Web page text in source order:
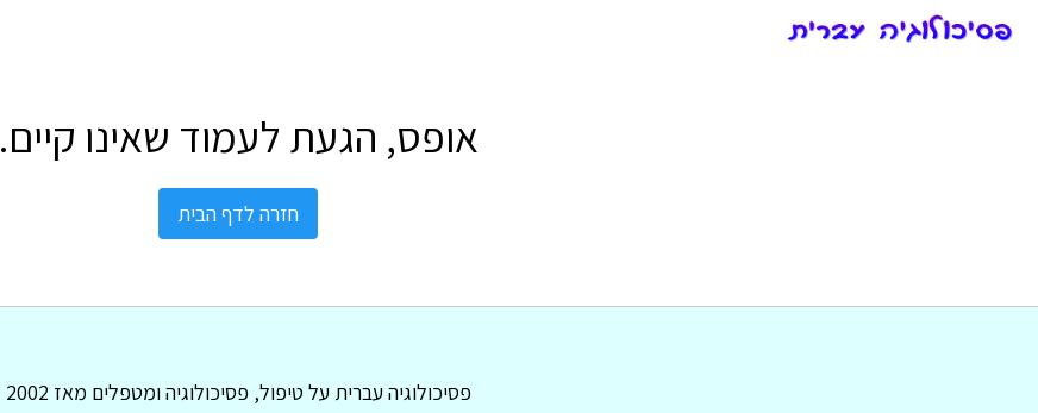
אופס, הגעת לעמוד שאינו קיים.
חזרה לדף הבית
פסיכולוגיה עברית על טיפול, פסיכולוגיה ומטפלים מאז 2002